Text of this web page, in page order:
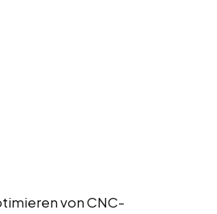
von CNC-